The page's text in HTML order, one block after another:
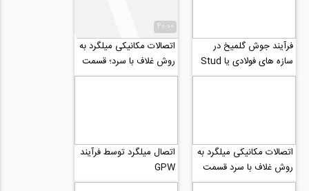
فرآیند جوش گلمیخ در
سازه های فولادی یا Stud
Welding شماره 1
40:00
اتصالات مکانیکی میلگرد به
روش غلاف با سرد؛ قسمت
۳
اتصالات مکانیکی میلگرد به
روش غلاف با سرد قسمت
2
اتصال میلگرد توسط فرآیند
GPW